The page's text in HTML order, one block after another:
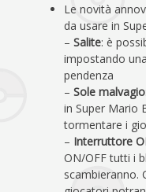
Le novità
da usare in
– Salite: è
impostando
pendenza
– Sole malvagio
in Super Mario
tormentare i
– Interruttore
ON/OFF tutti i
scambieranno.